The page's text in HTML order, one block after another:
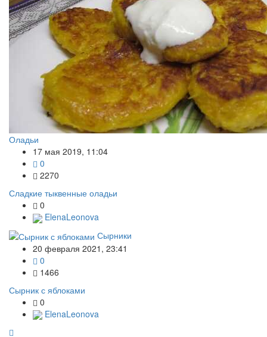
Оладьи
17 мая 2019, 11:04
0
2270
Сладкие тыквенные оладьи
0
ElenaLeonova
Сырники
20 февраля 2021, 23:41
0
1466
Сырник с яблоками
0
ElenaLeonova